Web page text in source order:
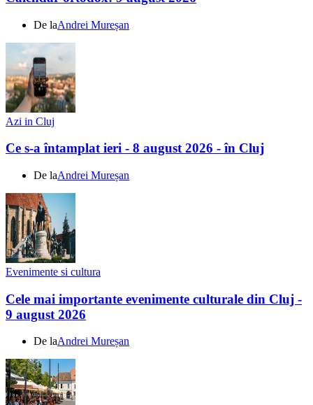
De laAndrei Mureșan
Azi in Cluj
Ce s-a întamplat ieri - 8 august 2026 - în Cluj
De laAndrei Mureșan
Evenimente si cultura
Cele mai importante evenimente culturale din Cluj -
9 august 2026
De laAndrei Mureșan